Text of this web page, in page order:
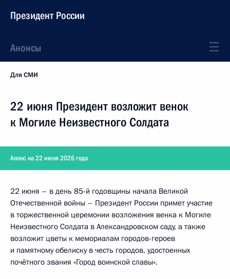
Президент России
Анонсы
Для СМИ
22 июня Президент возложит венок
к Могиле Неизвестного Солдата
Анонс на 22 июня 2026 года
22 июня – в день 85-й годовщины начала Великой
Отечественной войны – Президент России примет участие
в торжественной церемонии возложения венка к Могиле
Неизвестного Солдата в Александровском саду, а также
возложит цветы к мемориалам городов-героев
и памятному обелиску в честь городов, удостоенных
почётного звания «Город воинской славы».